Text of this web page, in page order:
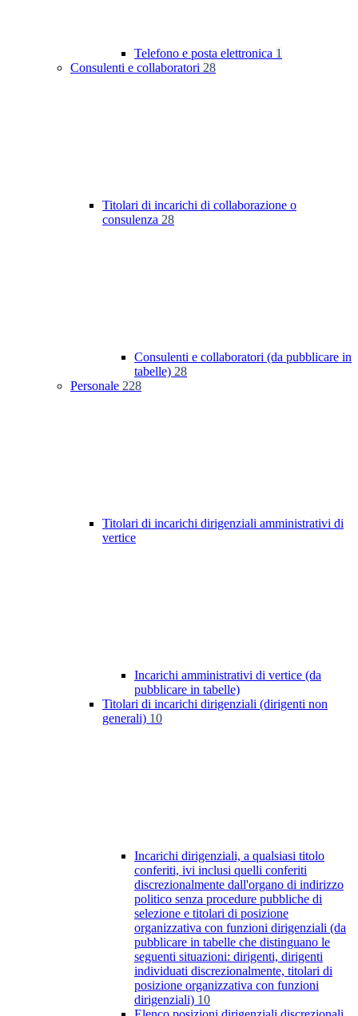
Telefono e posta elettronica 1
Consulenti e collaboratori 28
Titolari di incarichi di collaborazione o
consulenza 28
Consulenti e collaboratori (da pubblicare in
tabelle) 28
Personale 228
Titolari di incarichi dirigenziali amministrativi di
vertice
Incarichi amministrativi di vertice (da
pubblicare in tabelle)
Titolari di incarichi dirigenziali (dirigenti non
generali) 10
Incarichi dirigenziali, a qualsiasi titolo
conferiti, ivi inclusi quelli conferiti
discrezionalmente dall'organo di indirizzo
politico senza procedure pubbliche di
selezione e titolari di posizione
organizzativa con funzioni dirigenziali (da
pubblicare in tabelle che distinguano le
seguenti situazioni: dirigenti, dirigenti
individuati discrezionalmente, titolari di
posizione organizzativa con funzioni
dirigenziali) 10